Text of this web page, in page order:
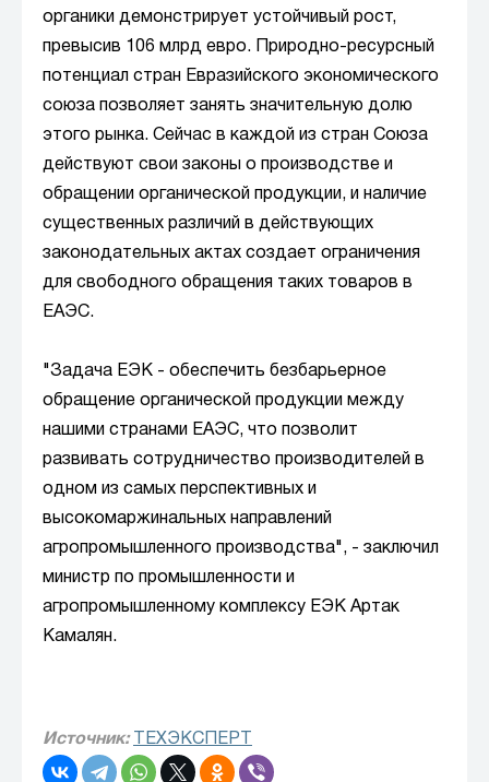
органики демонстрирует устойчивый рост,
превысив 106 млрд евро. Природно-ресурсный
потенциал стран Евразийского экономического
союза позволяет занять значительную долю
этого рынка. Сейчас в каждой из стран Союза
действуют свои законы о производстве и
обращении органической продукции, и наличие
существенных различий в действующих
законодательных актах создает ограничения
для свободного обращения таких товаров в
ЕАЭС.
"Задача ЕЭК - обеспечить безбарьерное
обращение органической продукции между
нашими странами ЕАЭС, что позволит
развивать сотрудничество производителей в
одном из самых перспективных и
высокомаржинальных направлений
агропромышленного производства", - заключил
министр по промышленности и
агропромышленному комплексу ЕЭК Артак
Камалян.
Источник: ТЕХЭКСПЕРТ